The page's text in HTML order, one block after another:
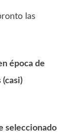
las
época de
(casi)
seleccionado